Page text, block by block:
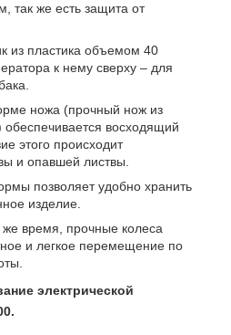
так же есть защита от
из пластика объемом 40
к нему сверху – для
ножа (прочный нож из
обеспечивается восходящий
этого происходит
и опавшей листвы.
позволяет удобно хранить
изделие.
время, прочные колеса
и легкое перемещение по
электрической